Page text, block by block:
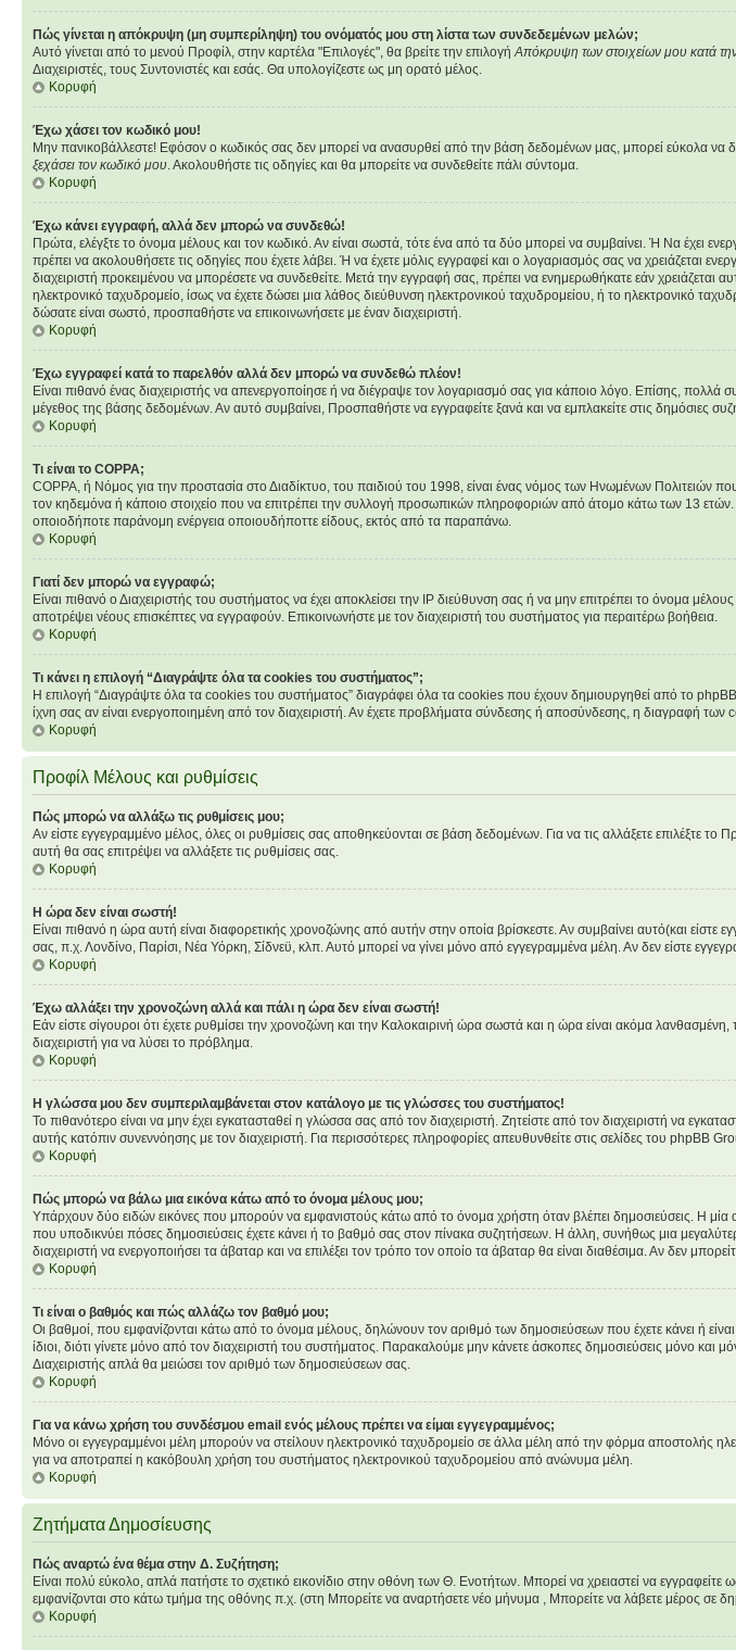
Πώς γίνεται η απόκρυψη (μη συμπερίληψη) του ονόματός μου στη λίστα των συνδεδεμένων μελών;
Αυτό γίνεται από το μενού Προφίλ, στην καρτέλα "Επιλογές", θα βρείτε την επιλογή Απόκρυψη των στοιχείων μου κατά
Διαχειριστές, τους Συντονιστές και εσάς. Θα υπολογίζεστε ως μη ορατό μέλος.
Κορυφή
Έχω χάσει τον κωδικό μου!
Μην πανικοβάλλεστε! Εφόσον ο κωδικός σας δεν μπορεί να ανασυρθεί από την βάση δεδομένων μας, μπορεί εύκολα να
ξεχάσει τον κωδικό μου . Ακολουθήστε τις οδηγίες και θα μπορείτε να συνδεθείτε πάλι σύντομα.
Κορυφή
Έχω κάνει εγγραφή, αλλά δεν μπορώ να συνδεθώ!
Πρώτα, ελέγξτε το όνομα μέλους και τον κωδικό. Αν είναι σωστά, τότε ένα από τα δύο μπορεί να συμβαίνει. Ή Να έχει
πρέπει να ακολουθήσετε τις οδηγίες που έχετε λάβει. Ή να έχετε μόλις εγγραφεί και ο λογαριασμός σας να χρειάζεται
διαχειριστή προκειμένου να μπορέσετε να συνδεθείτε. Μετά την εγγραφή σας, πρέπει να ενημερωθήκατε εάν χρειάζεται
ηλεκτρονικό ταχυδρομείο, ίσως να έχετε δώσει μια λάθος διεύθυνση ηλεκτρονικού ταχυδρομείου, ή το ηλεκτρονικό
δώσατε είναι σωστό, προσπαθήστε να επικοινωνήσετε με έναν διαχειριστή.
Κορυφή
Έχω εγγραφεί κατά το παρελθόν αλλά δεν μπορώ να συνδεθώ πλέον!
Είναι πιθανό ένας διαχειριστής να απενεργοποίησε ή να διέγραψε τον λογαριασμό σας για κάποιο λόγο. Επίσης,
μέγεθος της βάσης δεδομένων. Αν αυτό συμβαίνει, Προσπαθήστε να εγγραφείτε ξανά και να εμπλακείτε στις δημόσιες
Κορυφή
Τι είναι το COPPA;
COPPA, ή Νόμος για την προστασία στο Διαδίκτυο, του παιδιού του 1998, είναι ένας νόμος των Ηνωμένων Πολιτειών
τον κηδεμόνα ή κάποιο στοιχείο που να επιτρέπει την συλλογή προσωπικών πληροφοριών από άτομο κάτω των 13
οποιοδήποτε παράνομη ενέργεια οποιουδήποττε είδους, εκτός από τα παραπάνω.
Κορυφή
Γιατί δεν μπορώ να εγγραφώ;
Είναι πιθανό ο Διαχειριστής του συστήματος να έχει αποκλείσει την IP διεύθυνση σας ή να μην επιτρέπει το όνομα
αποτρέψει νέους επισκέπτες να εγγραφούν. Επικοινωνήστε με τον διαχειριστή του συστήματος για περαιτέρω βοήθεια.
Κορυφή
Τι κάνει η επιλογή “Διαγράψτε όλα τα cookies του συστήματος”;
Η επιλογή “Διαγράψτε όλα τα cookies του συστήματος” διαγράφει όλα τα cookies που έχουν δημιουργηθεί από το
ίχνη σας αν είναι ενεργοποιημένη από τον διαχειριστή. Αν έχετε προβλήματα σύνδεσης ή αποσύνδεσης, η διαγραφή των
Κορυφή
Προφίλ Μέλους και ρυθμίσεις
Πώς μπορώ να αλλάξω τις ρυθμίσεις μου;
Αν είστε εγγεγραμμένο μέλος, όλες οι ρυθμίσεις σας αποθηκεύονται σε βάση δεδομένων. Για να τις αλλάξετε επιλέξτε
αυτή θα σας επιτρέψει να αλλάξετε τις ρυθμίσεις σας.
Κορυφή
Η ώρα δεν είναι σωστή!
Είναι πιθανό η ώρα αυτή είναι διαφορετικής χρονοζώνης από αυτήν στην οποία βρίσκεστε. Αν συμβαίνει αυτό(και είστε
σας, π.χ. Λονδίνο, Παρίσι, Νέα Υόρκη, Σίδνεϋ, κλπ. Αυτό μπορεί να γίνει μόνο από εγγεγραμμένα μέλη. Αν δεν είστε
Κορυφή
Έχω αλλάξει την χρονοζώνη αλλά και πάλι η ώρα δεν είναι σωστή!
Εάν είστε σίγουροι ότι έχετε ρυθμίσει την χρονοζώνη και την Καλοκαιρινή ώρα σωστά και η ώρα είναι ακόμα
διαχειριστή για να λύσει το πρόβλημα.
Κορυφή
Η γλώσσα μου δεν συμπεριλαμβάνεται στον κατάλογο με τις γλώσσες του συστήματος!
Το πιθανότερο είναι να μην έχει εγκατασταθεί η γλώσσα σας από τον διαχειριστή. Ζητείστε από τον διαχειριστή να
αυτής κατόπιν συνεννόησης με τον διαχειριστή. Για περισσότερες πληροφορίες απευθυνθείτε στις σελίδες του phpBB
Κορυφή
Πώς μπορώ να βάλω μια εικόνα κάτω από το όνομα μέλους μου;
Υπάρχουν δύο ειδών εικόνες που μπορούν να εμφανιστούς κάτω από το όνομα χρήστη όταν βλέπει δημοσιεύσεις. Η μία
που υποδικνύει πόσες δημοσιεύσεις έχετε κάνει ή το βαθμό σας στον πίνακα συζητήσεων. Η άλλη, συνήθως μια
διαχειριστή να ενεργοποιήσει τα άβαταρ και να επιλέξει τον τρόπο τον οποίο τα άβαταρ θα είναι διαθέσιμα. Αν δεν
Κορυφή
Τι είναι ο βαθμός και πώς αλλάζω τον βαθμό μου;
Οι βαθμοί, που εμφανίζονται κάτω από το όνομα μέλους, δηλώνουν τον αριθμό των δημοσιεύσεων που έχετε κάνει ή
ίδιοι, διότι γίνετε μόνο από τον διαχειριστή του συστήματος. Παρακαλούμε μην κάνετε άσκοπες δημοσιεύσεις μόνο
Διαχειριστής απλά θα μειώσει τον αριθμό των δημοσιεύσεων σας.
Κορυφή
Για να κάνω χρήση του συνδέσμου email ενός μέλους πρέπει να είμαι εγγεγραμμένος;
Μόνο οι εγγεγραμμένοι μέλη μπορούν να στείλουν ηλεκτρονικό ταχυδρομείο σε άλλα μέλη από την φόρμα αποστολής
για να αποτραπεί η κακόβουλη χρήση του συστήματος ηλεκτρονικού ταχυδρομείου από ανώνυμα μέλη.
Κορυφή
Ζητήματα Δημοσίευσης
Πώς αναρτώ ένα θέμα στην Δ. Συζήτηση;
Είναι πολύ εύκολο, απλά πατήστε το σχετικό εικονίδιο στην οθόνη των Θ. Ενοτήτων. Μπορεί να χρειαστεί να
εμφανίζονται στο κάτω τμήμα της οθόνης π.χ. (στη Μπορείτε να αναρτήσετε νέο μήνυμα , Μπορείτε να λάβετε μέρος σε
Κορυφή